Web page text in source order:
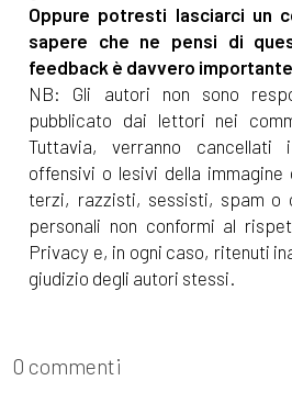
Oppure potresti lasciarci un
sapere che ne pensi di
feedback è davvero
NB: Gli autori non sono
pubblicato dai lettori nei
Tuttavia, verranno cancellati
offensivi o lesivi della
terzi, razzisti, sessisti, spam o
personali non conformi al
Privacy e, in ogni caso, ritenuti
giudizio degli autori stessi.
0 commenti